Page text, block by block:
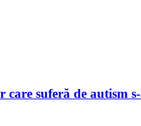
suferă de autism